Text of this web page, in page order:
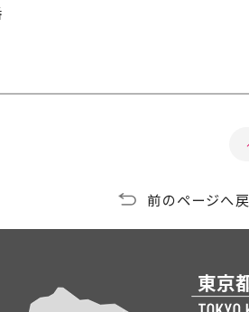
前のページへ